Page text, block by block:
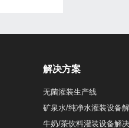
解决方案
无菌灌装生产线
矿泉水/纯净水灌装设备
牛奶/茶饮料灌装设备解